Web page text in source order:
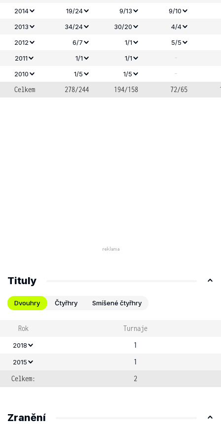
2014
19/24 9/13
9/10
2013
34/24 30/20
4/4
2012
6/7 1/1
5/5
2011
1/1 1/1 -
2010 1/5 1/5
-
Celkem
278/244 194/158 72/65
Tituly
Dvouhry Čtyřhry Smíšené čtyřhry
Rok Turnaje
2018 1
2015
1
Celkem:
2
Zranění